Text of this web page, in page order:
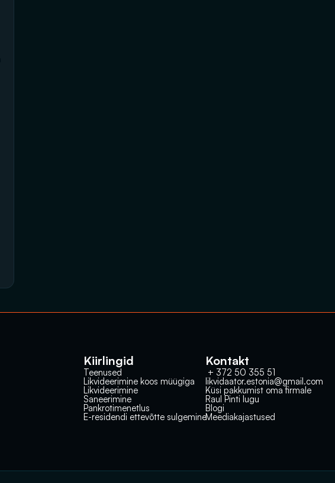
Kiirlingid
Teenused
Likvideerimine koos müügiga
Likvideerimine
Saneerimine
Pankrotimenetlus
E-residendi ettevõtte sulgemine
Kontakt
+ 372 50 355 51
likvidaator.estonia@gmail.com
Küsi pakkumist oma firmale
Raul Pinti lugu
Blogi
Meediakajastused